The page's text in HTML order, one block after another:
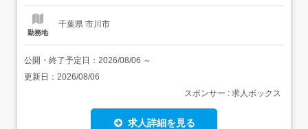
勤務地
千葉県 市川市
公開・終了予定日： 2026/08/06 ～
更新日： 2026/08/06
スポンサー : 求人ボックス
求人詳細を見る